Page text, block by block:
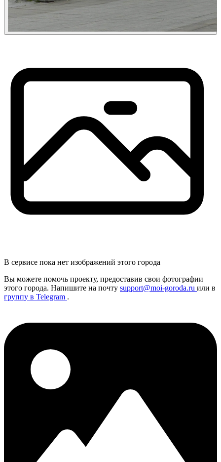
В сервисе пока нет изображений этого города
Вы можете помочь проекту, предоставив свои фотографии
этого города. Напишите на почту support@moi-goroda.ru или в
группу в Telegram .